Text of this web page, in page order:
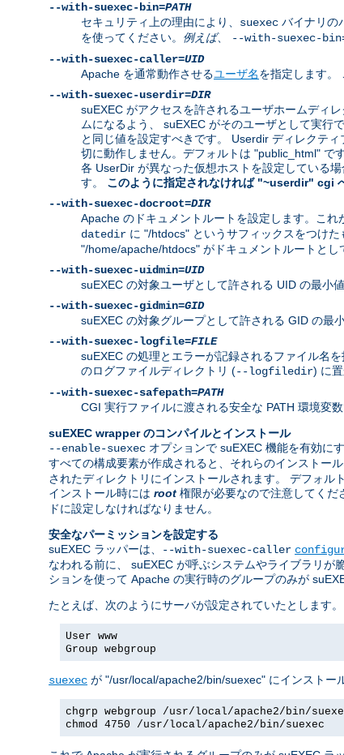
--with-suexec-bin=PATH
セキュリティ上の理由により、 suexec バイナリの
を使ってください。 例えば、 --with-suexec-
--with-suexec-caller=UID
Apache を通常動作させるユーザ名を指定します。
--with-suexec-userdir=DIR
suEXEC がアクセスを許されるユーザホームディ
ムになるよう、 suEXEC がそのユーザとして実行
と同じ値を設定すべきです。 Userdir ディレクテ
切に動作しません。デフォルトは "public_html" です
各 UserDir が異なった仮想ホストを設定している
す。 このように指定されなければ "~userdir" cgi
--with-suexec-docroot=DIR
Apache のドキュメントルートを設定します。こ
datedir に "/htdocs" というサフィックスをつけた
"/home/apache/htdocs" がドキュメントルートとし
--with-suexec-uidmin=UID
suEXEC の対象ユーザとして許される UID の最小
--with-suexec-gidmin=GID
suEXEC の対象グループとして許される GID の最
--with-suexec-logfile=FILE
suEXEC の処理とエラーが記録されるファイル名
のログファイルディレクトリ (--logfiledir) に置
--with-suexec-safepath=PATH
CGI 実行ファイルに渡される安全な PATH 環境変
suEXEC wrapper のコンパイルとインストール
--enable-suexec オプションで suEXEC 機能を有効に
すべての構成要素が作成されると、それらのインストー
されたディレクトリにインストールされます。 デフォル
インストール時には root 権限が必要なので注意してく
ドに設定しなければなりません。
安全なパーミッションを設定する
suEXEC ラッパーは、
--with-suexec-caller
なわれる前に、 suEXEC が呼ぶシステムやライブラリ
ションを使って Apache の実行時のグループのみが
たとえば、次のようにサーバが設定されていたとします。
User www
Group webgroup
suexec が "/usr/local/apache2/bin/suexec" にインストー
chgrp webgroup /usr/local/apache2/bin/
chmod 4750 /usr/local/apache2/bin/suexec